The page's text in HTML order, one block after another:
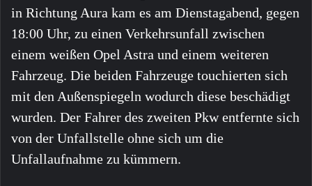
in Richtung Aura kam es am Dienstagabend, gegen
18:00 Uhr, zu einen Verkehrsunfall zwischen
einem weißen Opel Astra und einem weiteren
Fahrzeug. Die beiden Fahrzeuge touchierten sich
mit den Außenspiegeln wodurch diese beschädigt
wurden. Der Fahrer des zweiten Pkw entfernte sich
von der Unfallstelle ohne sich um die
Unfallaufnahme zu kümmern.